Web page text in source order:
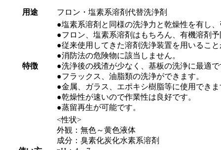
用途 フロン・塩素系溶剤代替洗浄剤
特徴
●塩素系溶剤と同様の洗浄力と乾燥性を有し
●フロン、塩素系溶剤はもちろん、有機溶剤
●従来使用してきた溶剤洗浄装置を用いるこ
●消防法の危険物に該当しません。
●洗浄後の残渣が少なく、基板の洗浄に最適
●フラックス、油脂類の洗浄ができます。
●金属、ガラス、エポキシ樹脂等に使用でき
●乾燥性が速いので作業性は良好です。
●蒸留再生が可能です。
<性状>
外観：無色～黄色液体
成分：臭素化炭化水素系溶剤